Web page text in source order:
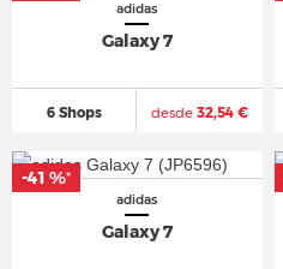
adidas
Galaxy 7
6 Shops desde32,54 €
adidas
Galaxy 7
-41 %*